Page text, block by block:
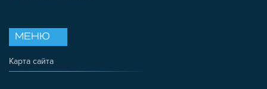
МЕНЮ
Карта сайта